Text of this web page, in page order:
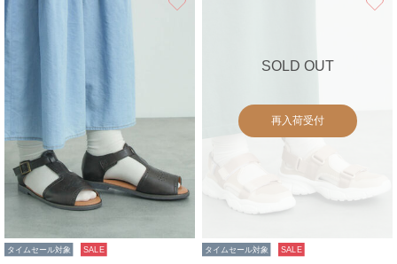
タイムセール対象 SALE
SOLD OUT
再入荷受付
タイムセール対象 SALE